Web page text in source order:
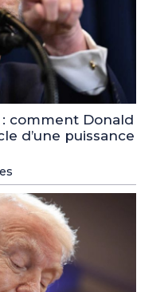
: comment Donald
d’une puissance